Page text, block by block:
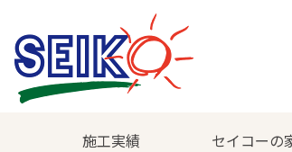
施工実績 セイコーの